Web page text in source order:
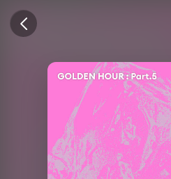
U+뮤직벨링
이전 화면